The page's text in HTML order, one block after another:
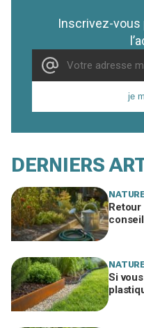
Inscrivez-vous
je
DERNIERS
Si